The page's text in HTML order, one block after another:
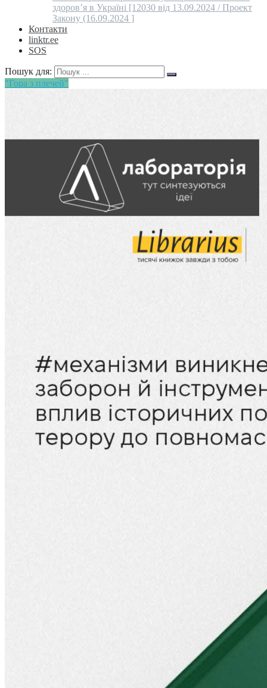
здоров’я в Україні [12030 від 13.09.2024 / Проект
Закону (16.09.2024 ]
Контакти
linktr.ee
SOS
Пошук для:
"Гора з плечей"